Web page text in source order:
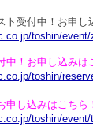
ト受付中！お申し
toshin/
中！お申し込みは
toshin/
申し込みはこちら
toshin/